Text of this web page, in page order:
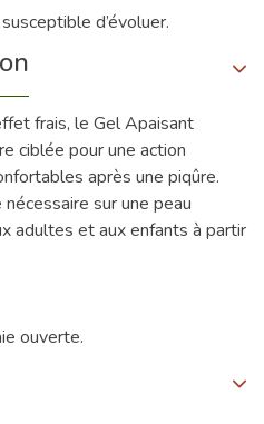
d’évoluer.
frais, le Gel Apaisant
ciblée pour une action
après une piqûre.
sur une peau
adultes et aux enfants à partir
ouverte.